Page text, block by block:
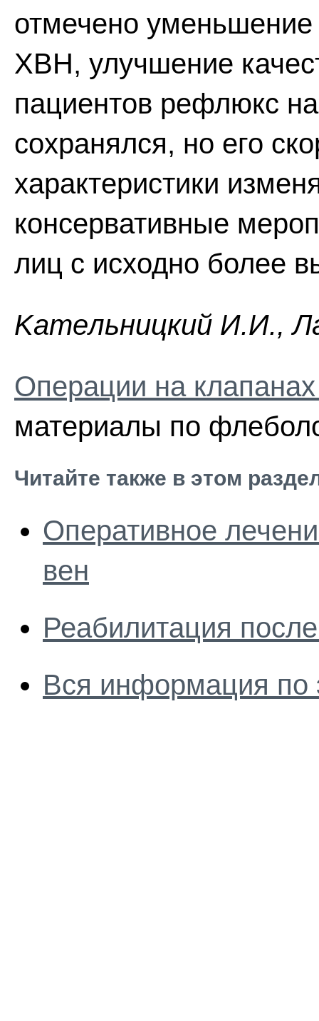
отмечено уменьшение
ХВН, улучшение
пациентов рефлюкс
сохранялся, но его
характеристики
консервативные
лиц с исходно более
Kaтeльнuцкuй И.И.,
Операции на клапанах
материалы по
Читайте также в этом
Оперативное
вен
Реабилитация
Вся информация по